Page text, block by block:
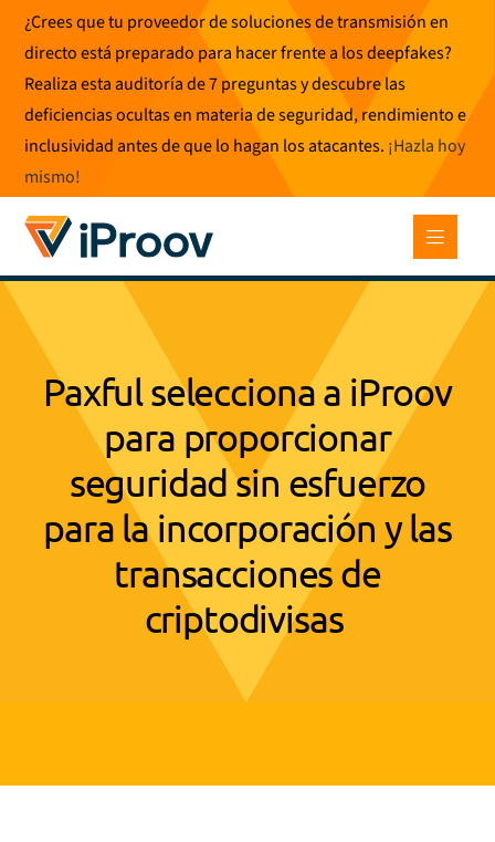
contenido
¿Crees que tu proveedor de soluciones de transmisión en
directo está preparado para hacer frente a los deepfakes?
Realiza esta auditoría de 7 preguntas y descubre las
deficiencias ocultas en materia de seguridad, rendimiento e
inclusividad antes de que lo hagan los atacantes. ¡Hazla hoy
mismo!
Paxful selecciona a iProov
para proporcionar
seguridad sin esfuerzo
para la incorporación y las
transacciones de
criptodivisas